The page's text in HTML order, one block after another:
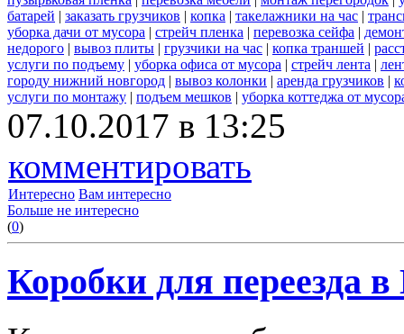
батарей | заказать грузчиков | копка | такелажники на час |
уборка дачи от мусора | стрейч пленка | перевозка сейфа |
недорого | вывоз плиты | грузчики на час | копка траншей |
услуги по подъему | уборка офиса от мусора | стрейч лента |
городу нижний новгород | вывоз колонки | аренда грузчиков |
услуги по монтажу | подъем мешков | уборка коттеджа от
07.10.2017 в 13:25
комментировать
Интересно Вам интересно
Больше не интересно
(0)
Коробки для переезда